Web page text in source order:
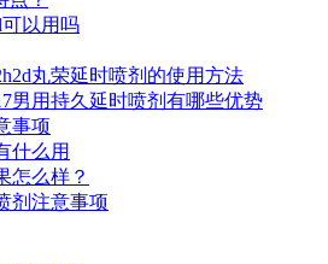
以用吗
丸荣延时喷剂的使用方法
男用持久延时喷剂有哪些优势
事项
什么用
怎么样？
剂注意事项